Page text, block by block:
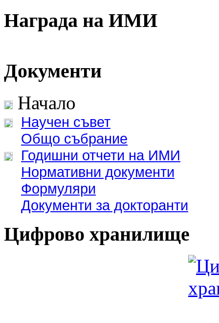
Награда на ИМИ
Документи
Начало
Научен съвет
Общо събрание
Годишни отчети на ИМИ
Нормативни документи
Формуляри
Документи за докторанти
Цифрово хранилище